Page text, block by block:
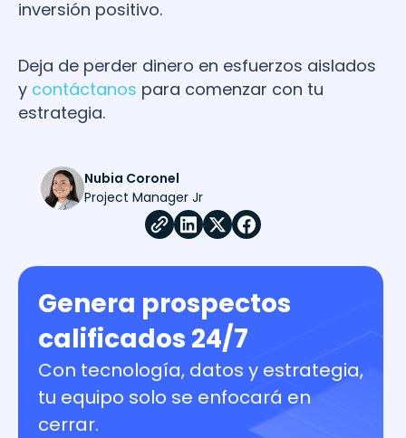
inversión positivo.
Deja de perder dinero en esfuerzos aislados
y contáctanos para comenzar con tu
estrategia.
Nubia Coronel
Project Manager Jr
Genera prospectos
calificados 24/7
Con tecnología, datos y estrategia,
tu equipo solo se enfocará en
cerrar.